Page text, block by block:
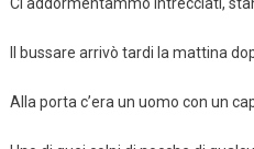
Il bussare arrivò tardi la mattina
Alla porta c’era un uomo con un